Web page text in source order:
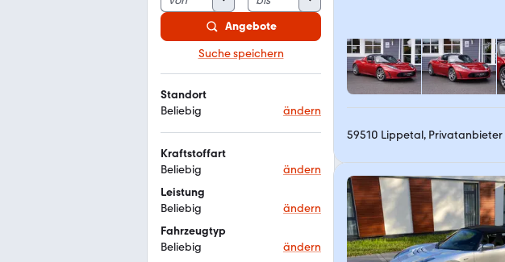
Angebote
Suche speichern
Standort
Beliebig
ändern
Kraftstoffart
Beliebig
ändern
Leistung
Beliebig
ändern
Fahrzeugtyp
Beliebig
ändern
59510 Lippetal, Privatanbieter